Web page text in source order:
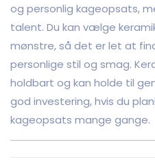
og personlig kageopsats,
talent. Du kan vælge
mønstre, så det er let at
personlige stil og smag.
holdbart og kan holde til
god investering, hvis du
kageopsats mange gange.